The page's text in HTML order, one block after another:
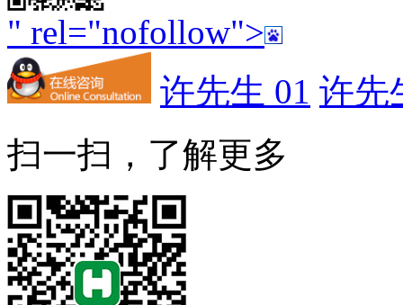
" rel="nofollow">
许先生 01 许先
扫一扫，了解更多